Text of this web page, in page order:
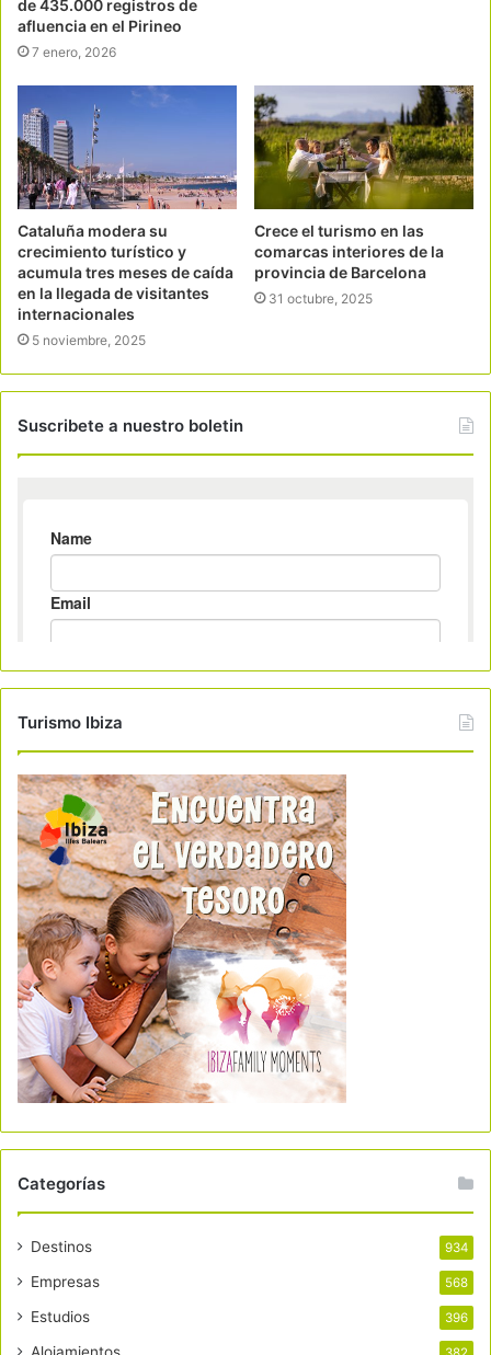
de 435.000 registros de
afluencia en el Pirineo
7 enero, 2026
Cataluña modera su
crecimiento turístico y
acumula tres meses de caída
en la llegada de visitantes
internacionales
5 noviembre, 2025
Crece el turismo en las
comarcas interiores de la
provincia de Barcelona
31 octubre, 2025
Suscribete a nuestro boletin
Turismo Ibiza
Categorías
Destinos 934
Empresas 568
Estudios 396